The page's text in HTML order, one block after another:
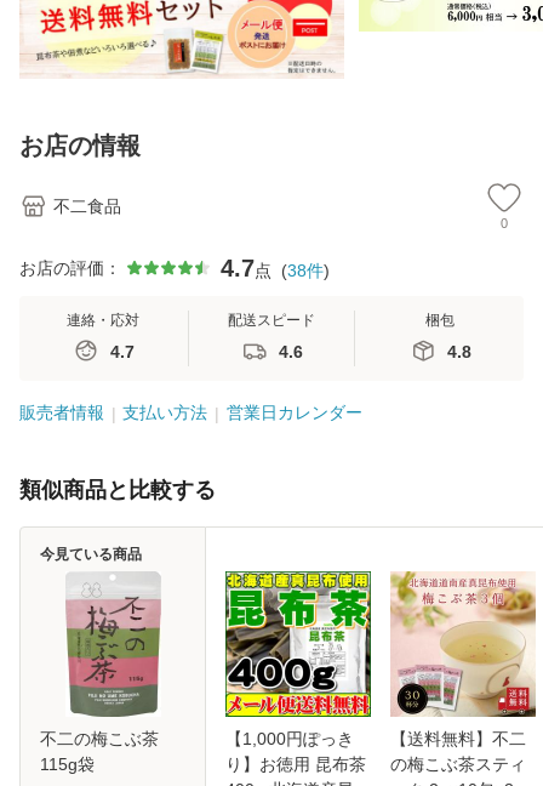
お店の情報
不二食品
0
お店の評価： 4.7点 (38件)
連絡・応対
4.7
配送スピード
4.6
梱包
4.8
販売者情報 支払い方法 営業日カレンダー
類似商品と比較する
不二の梅こぶ茶
115g袋
今見ている商品
【1,000円ぽっき
り】お徳用 昆布茶
【送料無料】不二
の梅こぶ茶スティ